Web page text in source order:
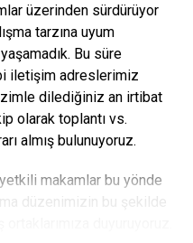
Walterscheid
üzerinden sürdürüyor
tarzına uyum
Bu süre
iletişim adreslerimiz
dilediğiniz an irtibat
olarak toplantı vs.
almış bulunuyoruz.
makamlar bu yönde
düzenimizin bu şekilde